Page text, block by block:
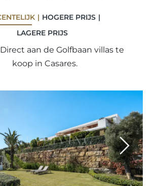
HOGERE PRIJS
LAGERE PRIJS
aan de Golfbaan villas te
koop in Casares.
Next